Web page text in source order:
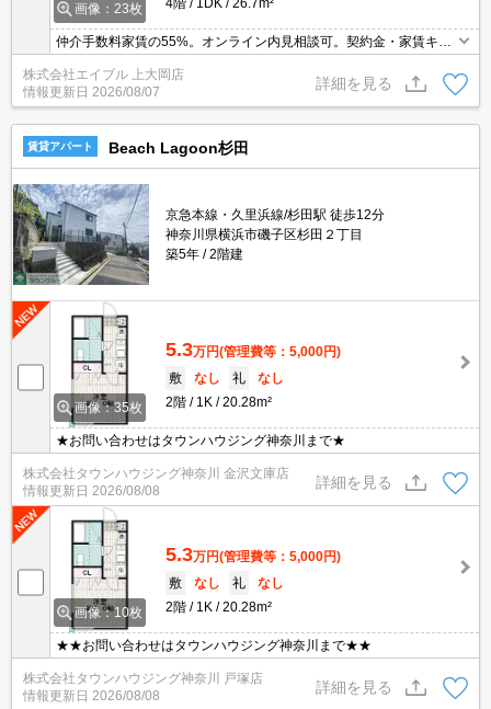
画像：23枚
4階
1DK 26.7m²
仲介手数料家賃の55%。オンライン内見相談可。契約金・家賃キャ
ッシュレス決済対応（条件あり）。最新の空室状況はお気軽にお問
い合わせ下さい。最上階。角部屋。ルーフバルコニー付き。うれし
い礼金0!。
株式会社エイブル 上大岡店
情報更新日 2026/08/07
詳細を見る
賃貸アパート Beach Lagoon杉田
京急本線・久里浜線/杉田駅 徒歩12分
神奈川県横浜市磯子区杉田２丁目
築5年
2階建
画像：35枚
5.3万円(管理費等：5,000円)
敷
なし 礼
なし
2階
1K 20.28m²
★お問い合わせはタウンハウジング神奈川まで★
株式会社タウンハウジング神奈川 金沢文庫店
情報更新日 2026/08/08
詳細を見る
画像：10枚
5.3万円(管理費等：5,000円)
敷
なし 礼
なし
2階
1K 20.28m²
★★お問い合わせはタウンハウジング神奈川まで★★
株式会社タウンハウジング神奈川 戸塚店
情報更新日 2026/08/08
詳細を見る